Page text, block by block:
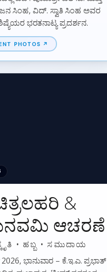
ಸಿಂಹ, ವಿದ್. ಸ್ವಾತಿ ಸಿಂಹ ಅವರ
ಭರತನಾಟ್ಯ ಪ್ರದರ್ಶನ.
PHOTOS ↗
&
ಆಚರಣೆ
• ಹಬ್ಬ • ಸಮುದಾಯ
ಭಾನುವಾರ – ಕೆ.ಇ.ಎ. ಪ್ರಭಾತ್